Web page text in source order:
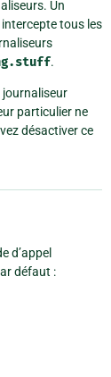
Un
intercepte tous les
.
particulier ne
désactiver ce
d’appel
défaut :